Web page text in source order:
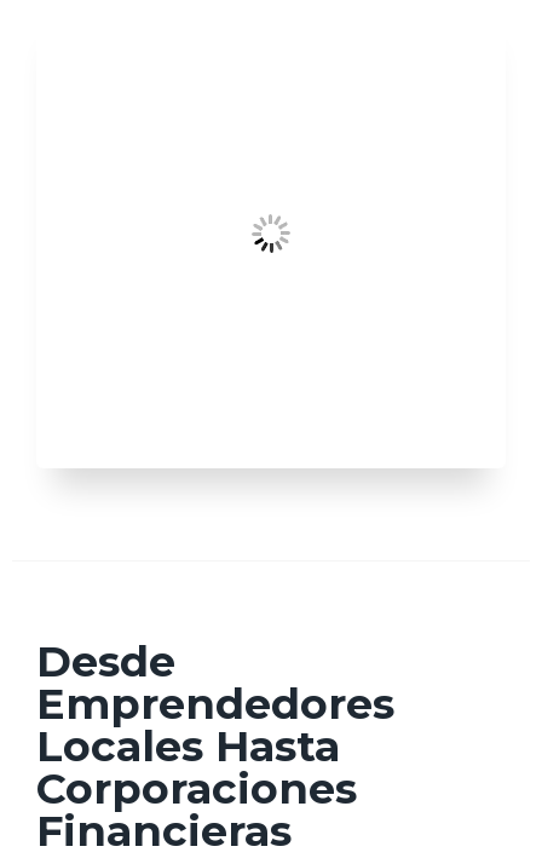
Desde
Emprendedores
Locales Hasta
Corporaciones
Financieras